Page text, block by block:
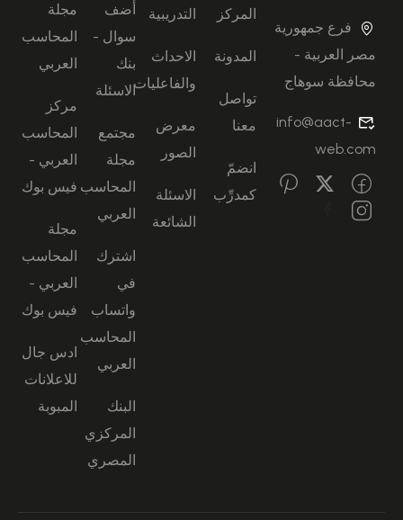
فرع جمهورية
مصر العربية -
محافظة سوهاج
info@aact-
web.com
المركز
المدونة
تواصل
معنا
انضمّ
كمدرِّب
التدريبية
الاحداث
والفاعليات
معرض
الصور
الاسئلة
الشائعة
أضف
سوال -
بنك
الاسئلة
مجتمع
مجلة
المحاسب
العربي
اشترك
في
واتساب
المحاسب
العربي
البنك
المركزي
المصري
مجلة
المحاسب
العربي
مركز
المحاسب
العربي -
فيس بوك
مجلة
المحاسب
العربي -
فيس بوك
ادس جال
للاعلانات
المبوبة